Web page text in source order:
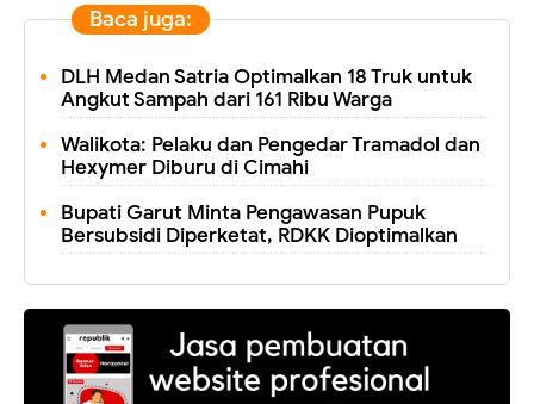
Baca juga:
DLH Medan Satria Optimalkan 18 Truk untuk
Angkut Sampah dari 161 Ribu Warga
Walikota: Pelaku dan Pengedar Tramadol dan
Hexymer Diburu di Cimahi
Bupati Garut Minta Pengawasan Pupuk
Bersubsidi Diperketat, RDKK Dioptimalkan